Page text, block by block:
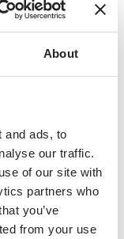
About
and ads, to
our traffic.
of our site with
partners who
you’ve
from your use
magischen
Jäger auf
voller
Welt, in der